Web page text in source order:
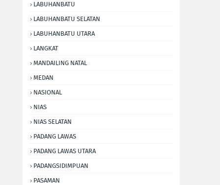
LABUHANBATU
LABUHANBATU SELATAN
LABUHANBATU UTARA
LANGKAT
MANDAILING NATAL
MEDAN
NASIONAL
NIAS
NIAS SELATAN
PADANG LAWAS
PADANG LAWAS UTARA
PADANGSIDIMPUAN
PASAMAN